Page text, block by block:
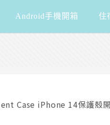
Android手機開箱 住
Case iPhone 14保護殼